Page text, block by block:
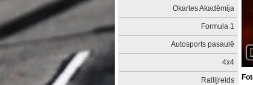
Okartes Akadēmija
Formula 1
Autosports pasaulē
4x4
Rallijreids